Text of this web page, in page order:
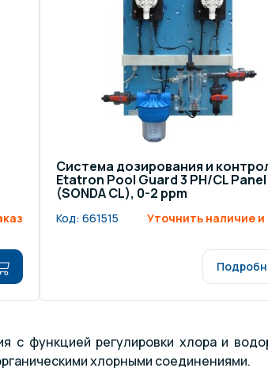
Измерение параметров
Строительные материалы
Система дозирования и
Etatron Pool Guard 3 PH/CL Panel
(SONDA CL), 0-2 ppm
Код: 661515 Уточнить наличие и
с функцией регулировки хлора и
хлорными соединениями.